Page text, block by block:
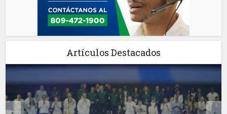
Artículos Destacados